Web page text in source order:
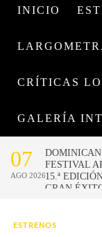
INICIO
CRÍTICAS
GALERÍA
ESTRENOS